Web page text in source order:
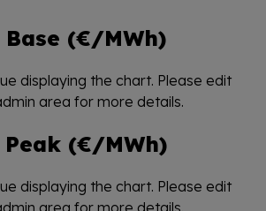
Base (€/MWh)
displaying the chart. Please edit
area for more details.
Peak (€/MWh)
displaying the chart. Please edit
area for more details.